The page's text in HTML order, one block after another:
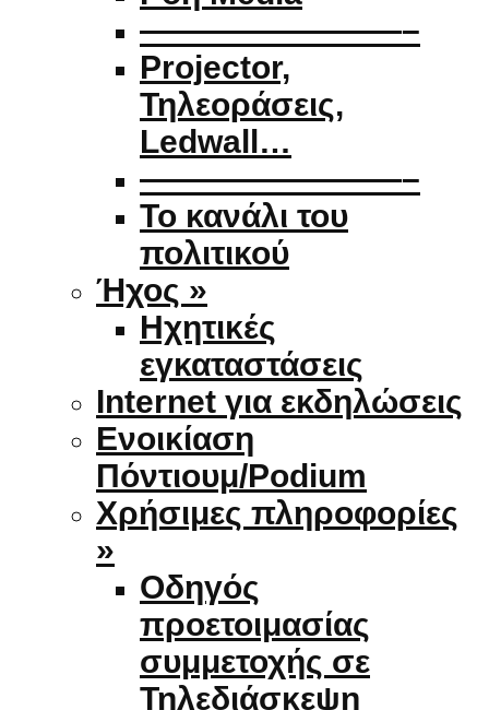
————————–
Projector,
Τηλεοράσεις,
Ledwall…
————————–
Το κανάλι του
πολιτικού
Ήχος »
Ηχητικές
εγκαταστάσεις
Internet για εκδηλώσεις
Ενοικίαση
Πόντιουμ/Podium
Χρήσιμες πληροφορίες
»
Οδηγός
προετοιμασίας
συμμετοχής σε
Τηλεδιάσκεψη